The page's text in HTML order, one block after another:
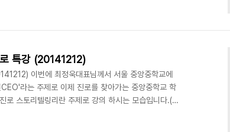
145 강서구 No.1 유일한 문
특강 (20141212)
이번에 최정욱대표님께서 서울 중앙중학교에
라는 주제로 이제 진로를 찾아가는 중앙중학교 학
스토리텔링리란 주제로 강의 하시는 모습입니다.(위,
부 출강 (문의) 070-8748-1031 /